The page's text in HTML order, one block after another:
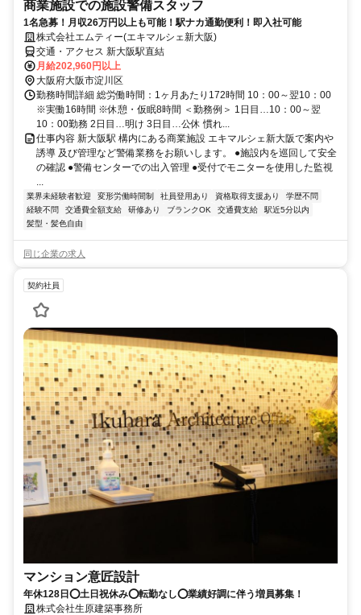
商業施設での施設警備スタッフ
1名急募！月収26万円以上も可能！駅ナカ通勤便利！即入社可能
株式会社エムティー(エキマルシェ新大阪)
交通・アクセス 新大阪駅直結
月給202,960円以上
大阪府大阪市淀川区
勤務時間詳細 総労働時間：1ヶ月あたり172時間 10：00～翌10：00
※実働16時間 ※休憩・仮眠8時間 ＜勤務例＞ 1日目…10：00～翌
10：00勤務 2日目…明け 3日目…公休 慣れ...
仕事内容 新大阪駅 構内にある商業施設 エキマルシェ新大阪で案内や
誘導 及び管理など警備業務をお願いします。 ●施設内を巡回して安全
の確認 ●警備センターでの出入管理 ●受付でモニターを使用した監視
...
業界未経験者歓迎 変形労働時間制 社員登用あり 資格取得支援あり
学歴不問
経験不問
交通費全額支給 研修あり ブランクOK 交通費支給
駅近5分以内
髪型・髪色自由
同じ企業の求人
契約社員
マンション意匠設計
年休128日⭕土日祝休み⭕転勤なし⭕業績好調に伴う増員募集！
株式会社生原建築事務所